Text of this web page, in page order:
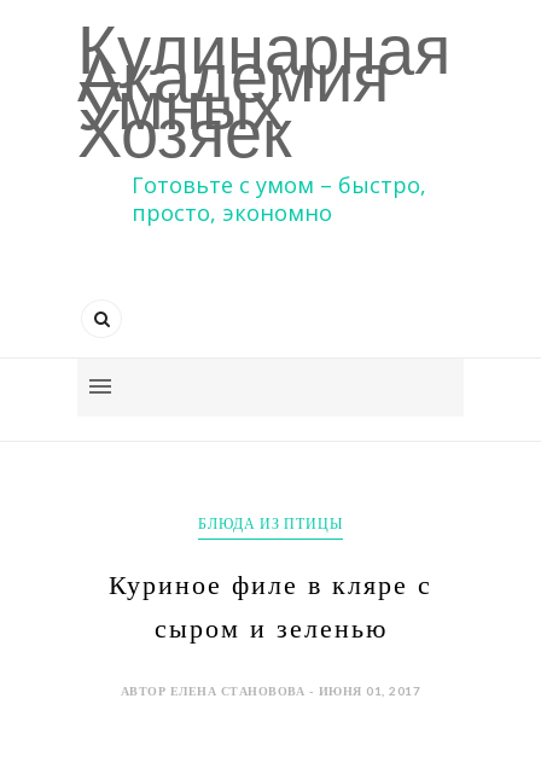
Кулинарная
Академия
Умных
Хозяек
Готовьте с умом – быстро,
просто, экономно
БЛЮДА ИЗ ПТИЦЫ
Куриное филе в кляре с
сыром и зеленью
АВТОР ЕЛЕНА СТАНОВОВА - ИЮНЯ 01, 2017